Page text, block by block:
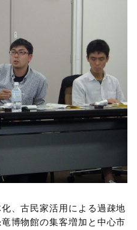
、古民家活用による過疎地
博物館の集客増加と中心市